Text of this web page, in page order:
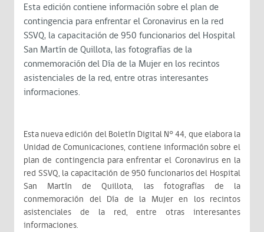
Esta edición contiene información sobre el plan de
contingencia para enfrentar el Coronavirus en la red
SSVQ, la capacitación de 950 funcionarios del Hospital
San Martín de Quillota, las fotografías de la
conmemoración del Día de la Mujer en los recintos
asistenciales de la red, entre otras interesantes
informaciones.
Esta nueva edición del Boletín Digital N° 44, que elabora la
Unidad de Comunicaciones, contiene información sobre el
plan de contingencia para enfrentar el Coronavirus en la
red SSVQ, la capacitación de 950 funcionarios del Hospital
San Martín de Quillota, las fotografías de la
conmemoración del Día de la Mujer en los recintos
asistenciales de la red, entre otras interesantes
informaciones.